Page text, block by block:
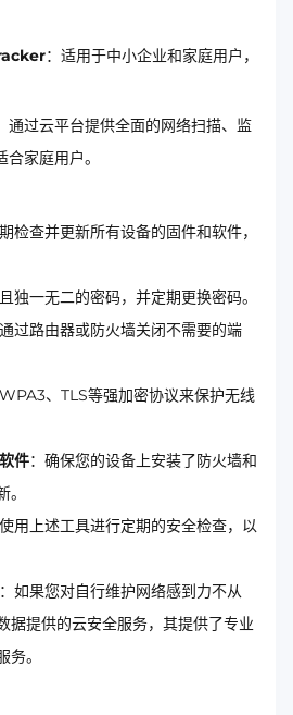
：适用于中小企业和家庭用户，
通过云平台提供全面的网络扫描、监
家庭用户。
检查并更新所有设备的固件和软件，
独一无二的密码，并定期更换密码。
过路由器或防火墙关闭不需要的端
、TLS等强加密协议来保护无线
件：确保您的设备上安装了防火墙和
用上述工具进行定期的安全检查，以
：如果您对自行维护网络感到力不从
据提供的云安全服务，其提供了专业
。